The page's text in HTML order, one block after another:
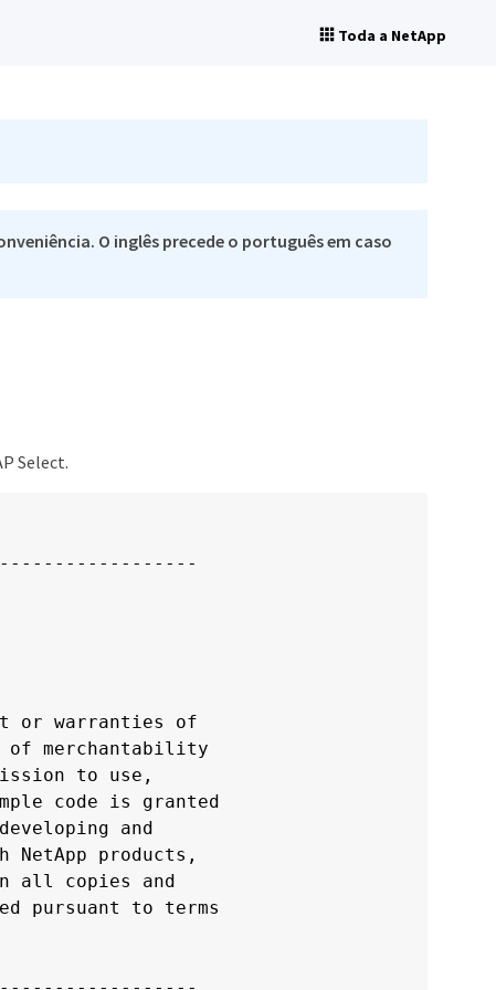
Toda a NetApp
O inglês precede o português em caso
Select.
or warranties of
merchantability
to use,
code is granted
and
products,
all copies and
pursuant to terms